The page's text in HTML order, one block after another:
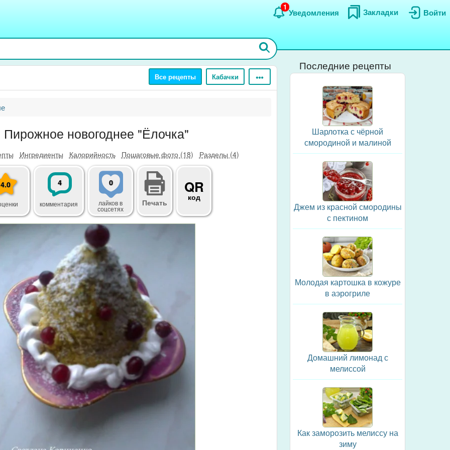
Войти
Закладки
Уведомления
1
Все рецепты Кабачки
Пирожное новогоднее "Ёлочка"
Ингредиенты Калорийность Пошаговые фото (18) Разделы (4)
4.0 4
комментария
0
лайковв
соцсетях
Печать
QR
код
Последние рецепты
Шарлотка с чёрной
смородиной и малиной
Джем из красной смородины
с пектином
Молодая картошка в кожуре
в аэрогриле
Домашний лимонад с
мелиссой
Как заморозить мелиссу на
зиму